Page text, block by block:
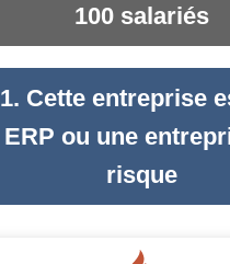
100 salariés
1. Cette entreprise
ERP ou une
risque